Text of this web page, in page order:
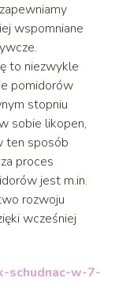
wspomniane
to niezwykle
pomidorów
stopniu
sobie likopen,
ten sposób
proces
jest m.in.
rozwoju
wcześniej
schudnac-w-7-